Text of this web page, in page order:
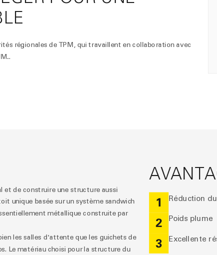
régionales de TPM, qui travaillent en collaboration avec
..
de construire une structure aussi
unique basée sur un système sandwich
métallique construite par
les salles d'attente que les guichets de
Le matériau choisi pour la structure du
1 Réduction
2 Poids plume
3 Excellente